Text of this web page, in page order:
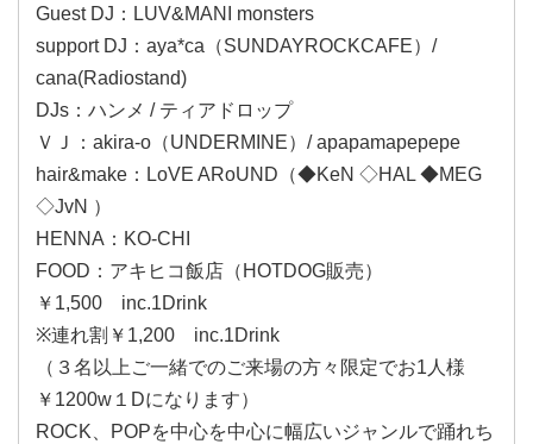
Guest DJ：LUV&MANI monsters
support DJ：aya*ca（SUNDAYROCKCAFE）/
cana(Radiostand)
DJs：ハンメ / ティアドロップ
ＶＪ：akira-o（UNDERMINE）/ apapamapepepe
hair&make：LoVE ARoUND（◆KeN ◇HAL ◆MEG
◇JvN ）
HENNA：KO-CHI
FOOD：アキヒコ飯店（HOTDOG販売）
￥1,500 inc.1Drink
※連れ割￥1,200 inc.1Drink
（３名以上ご一緒でのご来場の方々限定でお1人様
￥1200w１Dになります）
ROCK、POPを中心を中心に幅広いジャンルで踊れち